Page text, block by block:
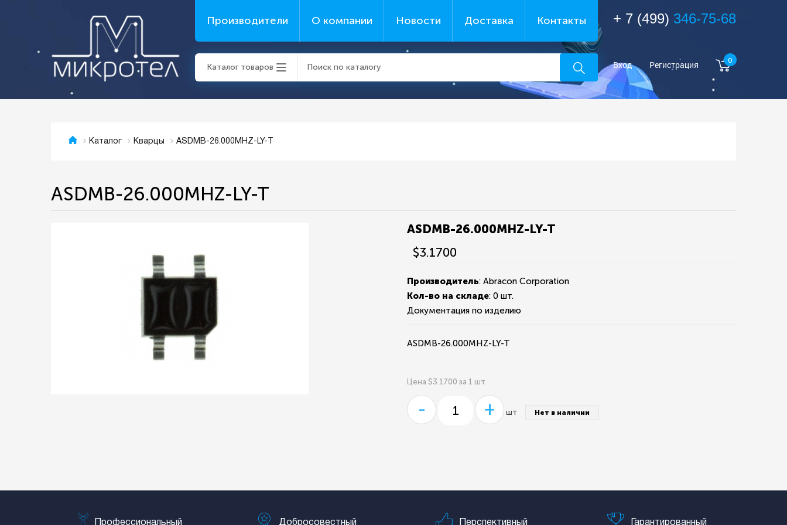
Производители О компании Новости Доставка Контакты
Каталог товаров
+ 7 (499) 346-75-68
Вход Регистрация 0
Каталог Кварцы ASDMB-26.000MHZ-LY-T
ASDMB-26.000MHZ-LY-T
ASDMB-26.000MHZ-LY-T
$3.1700
Производитель: Abracon Corporation
Кол-во на складе:0 шт.
Документация по изделию
ASDMB-26.000MHZ-LY-T
Цена $3.1700 за 1 шт
- + шт Нет в наличии
Профессиональный Добросовестный Перспективный Гарантированный